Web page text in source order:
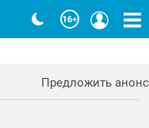
Предложить анонс